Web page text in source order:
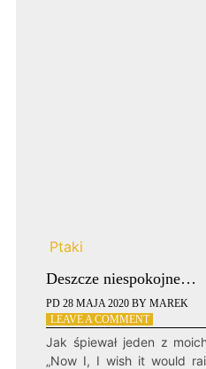
Ptaki
Deszcze niespokojne…
PD 28 MAJA 2020 BY MAREK
LEAVE A COMMENTON
Jak śpiewał jeden z
„Now I, I wish it would